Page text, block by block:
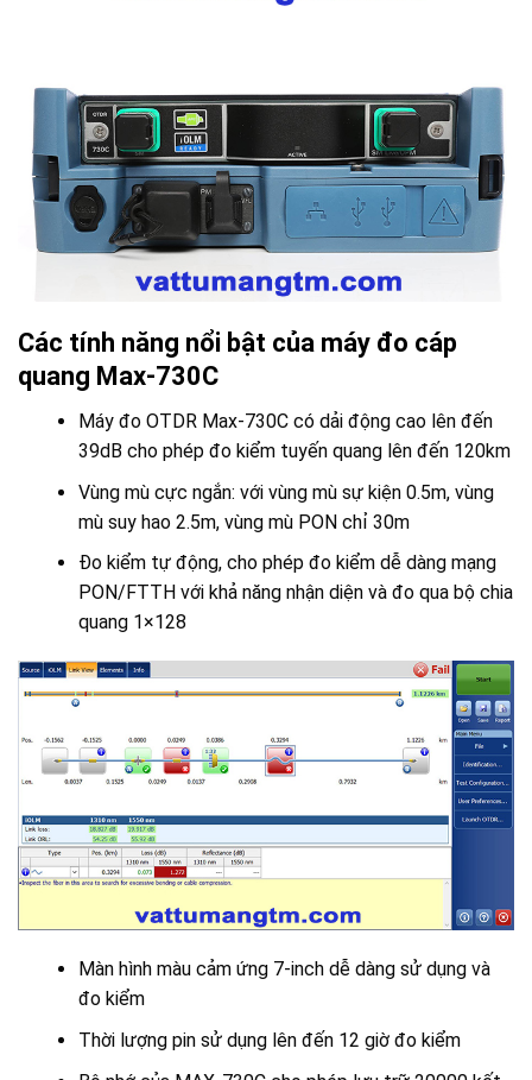
Các tính năng nổi bật của máy đo cáp
quang Max-730C
Máy đo OTDR Max-730C có dải động cao lên đến
39dB cho phép đo kiểm tuyến quang lên đến 120km
Vùng mù cực ngắn: với vùng mù sự kiện 0.5m, vùng
mù suy hao 2.5m, vùng mù PON chỉ 30m
Đo kiểm tự động, cho phép đo kiểm dễ dàng mạng
PON/FTTH với khả năng nhận diện và đo qua bộ chia
quang 1×128
Màn hình màu cảm ứng 7-inch dễ dàng sử dụng và
đo kiểm
Thời lượng pin sử dụng lên đến 12 giờ đo kiểm